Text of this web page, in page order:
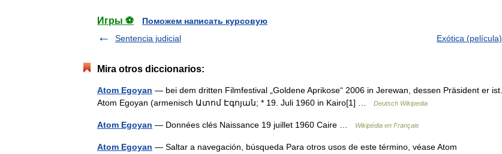
Игры ⚽
Поможем написать курсовую
Sentencia judicial
Exótica (película)
Mira otros diccionarios:
Atom Egoyan — bei dem dritten Filmfestival „Goldene Aprikose“ 2006 in Jerewan, dessen Präsident er ist.
Atom Egoyan (armenisch Ատոմ Էգոյան; * 19. Juli 1960 in Kairo[1] …
Deutsch Wikipedia
Atom Egoyan — Données clés Naissance 19 juillet 1960 Caire … Wikipédia en Français
Atom Egoyan — Saltar a navegación, búsqueda Para otros usos de este término, véase Atom